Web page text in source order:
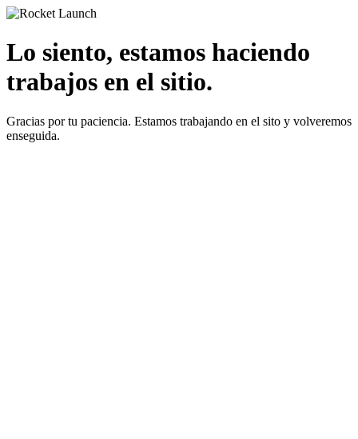
Lo siento, estamos haciendo
trabajos en el sitio.
Gracias por tu paciencia. Estamos trabajando en el sito y volveremos
enseguida.